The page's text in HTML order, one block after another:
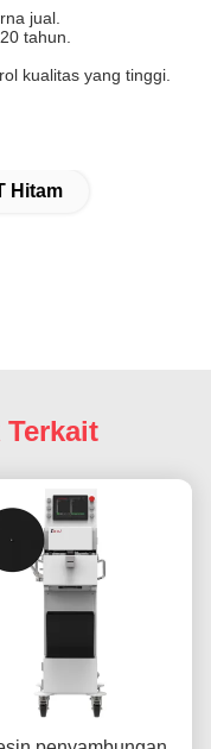
jual.
tahun.
kualitas yang tinggi.
Hitam